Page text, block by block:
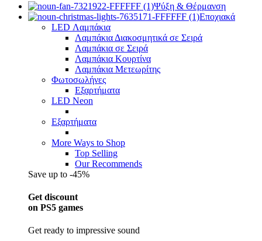
Ψύξη & Θέρμανση
Εποχιακά
LED Λαμπάκια
Λαμπάκια Διακοσμητικά σε Σειρά
Λαμπάκια σε Σειρά
Λαμπάκια Κουρτίνα
Λαμπάκια Μετεωρίτης
Φωτοσωλήνες
Εξαρτήματα
LED Neon
Εξαρτήματα
More Ways to Shop
Top Selling
Our Recommends
Save up to -45%
Get discount
on PS5 games
Get ready to impressive sound